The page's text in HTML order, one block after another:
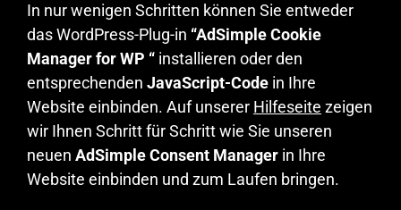
In nur wenigen Schritten können Sie entweder
das WordPress-Plug-in “AdSimple Cookie
Manager for WP “ installieren oder den
entsprechenden JavaScript-Code in Ihre
Website einbinden. Auf unserer Hilfeseite zeigen
wir Ihnen Schritt für Schritt wie Sie unseren
neuen AdSimple Consent Manager in Ihre
Website einbinden und zum Laufen bringen.